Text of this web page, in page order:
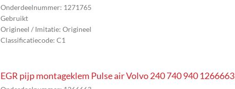
Onderdeelnummer: 1271765
Gebruikt
Origineel / Imitatie: Origineel
Classificatiecode: C1
EGR pijp montageklem Pulse air Volvo 240 740 940 1266663